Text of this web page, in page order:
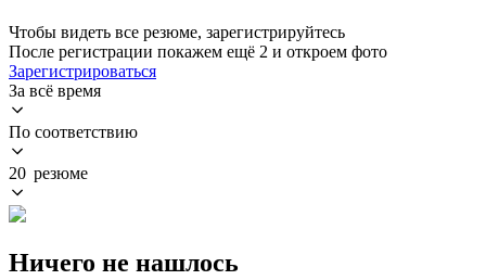
Чтобы видеть все резюме, зарегистрируйтесь
После регистрации покажем ещё 2 и откроем фото
Зарегистрироваться
За всё время
По соответствию
20 резюме
Ничего не нашлось